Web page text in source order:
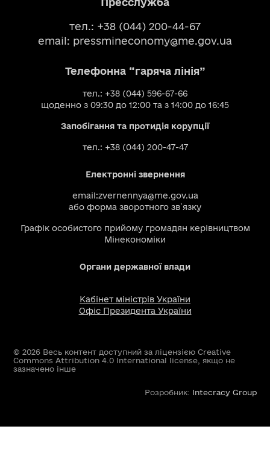
Пресслужба
тел.: +38 (044) 200-44-67
email: pressmineconomy@me.gov.ua
Телефонна “гаряча лінія”
тел.: +38 (044) 596-67-66
щоденно з 09:30 до 12:00 та з 14:00 до 16:45
Запобігання та протидія корупції
тел.: +38 (044) 200-47-47
Електронні звернення
email:zvernennya@me.gov.ua
або форма зворотного зв`язку
Графік особистого прийому громадян керівництвом
Мінекономіки
Органи державної влади
Кабінет міністрів України
Офіс Президента України
© 2026 Весь контент доступний за ліцензією Creative
Commons Attribution 4.0 International license, якщо не
зазначено інше
Розробник: Intecracy Group